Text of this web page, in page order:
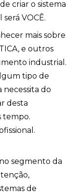
criar o sistema
VOCÊ.
mais sobre
e outros
industrial.
tipo de
do
desta
tempo.
segmento da
de